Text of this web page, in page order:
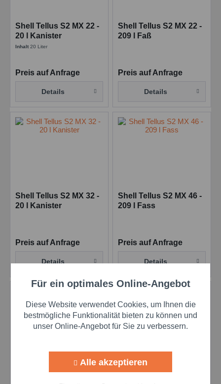
Shell Tellus S2 MX 22 -
20 l Kanister
Inhalt20 Liter
Preis auf Anfrage
Details
Shell Tellus S2 MX 22 -
209 l Faß
Preis auf Anfrage
Details
Shell Tellus S2 MX 32 -
20 l Kanister
Preis auf Anfrage
Details
Shell Tellus S2 MX 46 -
209 l Fass
Preis auf Anfrage
Details
Shell Tellus S2 MX 46 -
20 l Kanister
Shell Tellus S2 MX 46
1000 L IBC
Funktionale Aktiv
Marketing Aktiv
Personalisierung Aktiv
Für ein optimales Online-Angebot
Diese Website verwendet Cookies, um Ihnen die
bestmögliche Funktionalität bieten zu können und
unser Online-Angebot für Sie zu verbessern.
Alle akzeptieren